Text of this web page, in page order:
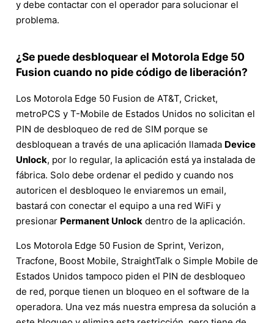
y debe contactar con el operador para solucionar el
problema.
¿Se puede desbloquear el Motorola Edge 50
Fusion cuando no pide código de liberación?
Los Motorola Edge 50 Fusion de AT&T, Cricket,
metroPCS y T-Mobile de Estados Unidos no solicitan el
PIN de desbloqueo de red de SIM porque se
desbloquean a través de una aplicación llamada Device
Unlock, por lo regular, la aplicación está ya instalada de
fábrica. Solo debe ordenar el pedido y cuando nos
autoricen el desbloqueo le enviaremos un email,
bastará con conectar el equipo a una red WiFi y
presionar Permanent Unlock dentro de la aplicación.
Los Motorola Edge 50 Fusion de Sprint, Verizon,
Tracfone, Boost Mobile, StraightTalk o Simple Mobile de
Estados Unidos tampoco piden el PIN de desbloqueo
de red, porque tienen un bloqueo en el software de la
operadora. Una vez más nuestra empresa da solución a